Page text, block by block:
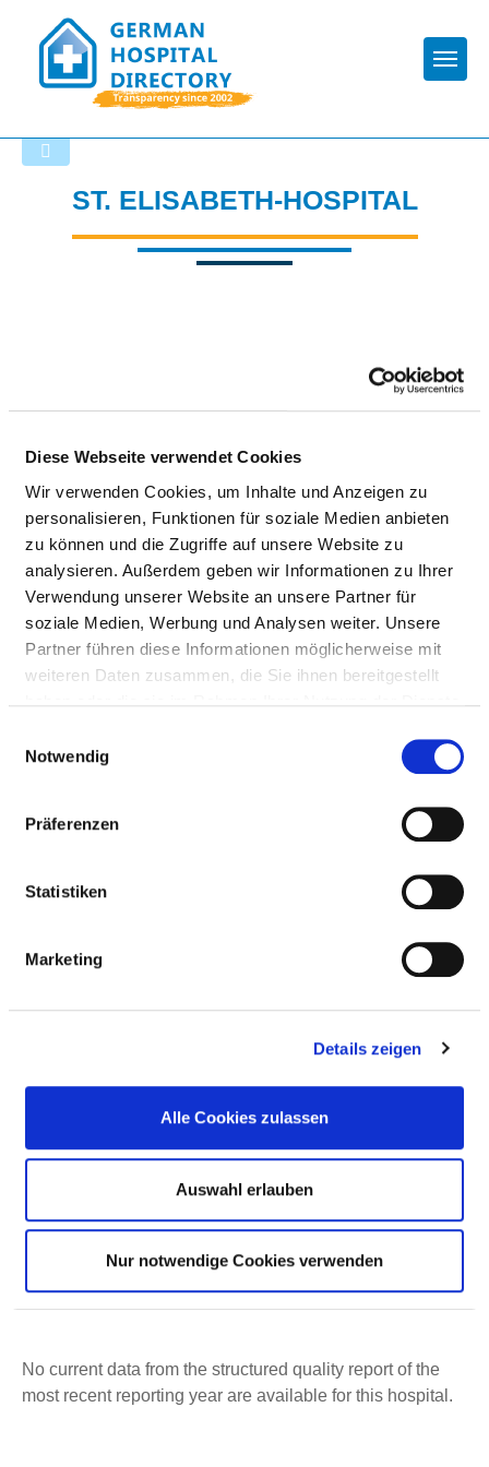
Diese Webseite verwendet Cookies
Wir verwenden Cookies, um Inhalte und Anzeigen zu
personalisieren, Funktionen für soziale Medien anbieten
zu können und die Zugriffe auf unsere Website zu
analysieren. Außerdem geben wir Informationen zu Ihrer
Verwendung unserer Website an unsere Partner für
soziale Medien, Werbung und Analysen weiter. Unsere
Partner führen diese Informationen möglicherweise mit
weiteren Daten zusammen, die Sie ihnen bereitgestellt
Notwendig
Präferenzen
Statistiken
Marketing
Details zeigen
Alle Cookies zulassen
Auswahl erlauben
Nur notwendige Cookies verwenden
ST. ELISABETH-HOSPITAL
ST. ELISABETH-HOSPITAL
Bleichstraße 15
Phone:0234-509-3700
No current data from the structured quality report of the
most recent reporting year are available for this hospital.